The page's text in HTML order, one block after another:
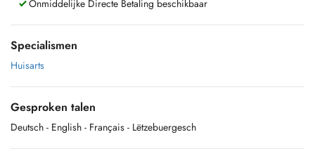
Onmiddelijke Directe Betaling beschikbaar
Specialismen
Huisarts
Gesproken talen
Deutsch - English - Français - Lëtzebuergesch